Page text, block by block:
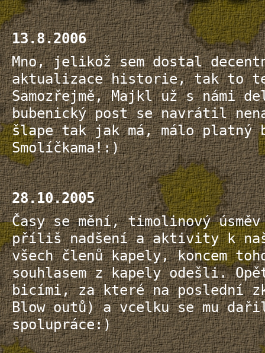
13.8.2006
Mno, jelikož sem dostal
aktualizace historie, tak to
Samozřejmě, Majkl už s námi
bubenický post se navrátil
šlape tak jak má, málo platný
Smolíčkama!:)
28.10.2005
Časy se mění, timolinový
příliš nadšení a aktivity k
všech členů kapely, koncem
souhlasem z kapely odešli.
bicími, za které na poslední
Blow outů) a vcelku se mu
spolupráce:)